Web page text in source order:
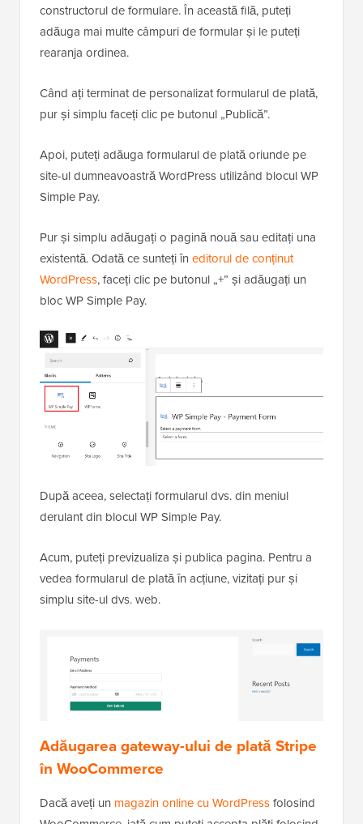
constructorul de formulare. În această filă, puteți
adăuga mai multe câmpuri de formular și le puteți
rearanja ordinea.
Când ați terminat de personalizat formularul de plată,
pur și simplu faceți clic pe butonul „Publică”.
Apoi, puteți adăuga formularul de plată oriunde pe
site-ul dumneavoastră WordPress utilizând blocul WP
Simple Pay.
Pur și simplu adăugați o pagină nouă sau editați una
existentă. Odată ce sunteți în editorul de conținut
WordPress, faceți clic pe butonul „+” și adăugați un
bloc WP Simple Pay.
După aceea, selectați formularul dvs. din meniul
derulant din blocul WP Simple Pay.
Acum, puteți previzualiza și publica pagina. Pentru a
vedea formularul de plată în acțiune, vizitați pur și
simplu site-ul dvs. web.
Adăugarea gateway-ului de plată Stripe
în WooCommerce
Dacă aveți un magazin online cu WordPressfolosind